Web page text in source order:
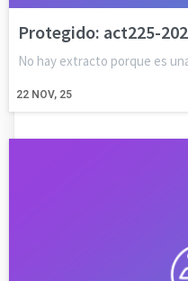
Protegido: act225-
22 NOV, 25
No hay extracto porque es